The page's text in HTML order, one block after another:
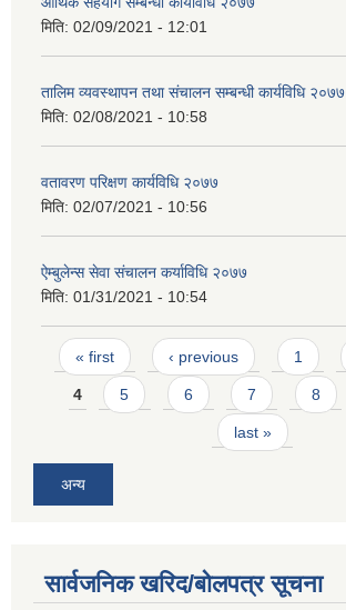
मिति: 02/09/2021 - 12:01
तालिम व्यवस्थापन तथा संचालन सम्बन्धी कार्यविधि २०७७
मिति: 02/08/2021 - 10:58
वतावरण परिक्षण कार्यविधि २०७७
मिति: 02/07/2021 - 10:56
ऐम्बुलेन्स सेवा संचालन कर्याविधि २०७७
मिति: 01/31/2021 - 10:54
Pages
« first ‹ previous 1
4 5 6 7 8
last »
अन्य
सार्वजनिक खरिद/बोलपत्र सूचना